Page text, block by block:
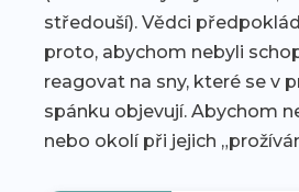
středouší). Vědci
proto, abychom nebyli
reagovat na sny, které se v
spánku objevují. Abychom
nebo okolí při jejich